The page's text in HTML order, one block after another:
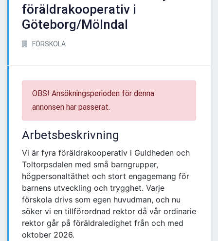
föräldrakooperativ i
Göteborg/Mölndal
FÖRSKOLA
OBS! Ansökningsperioden för denna
annonsen har passerat.
Arbetsbeskrivning
Vi är fyra föräldrakooperativ i Guldheden och
Toltorpsdalen med små barngrupper,
högpersonaltäthet och stort engagemang för
barnens utveckling och trygghet. Varje
förskola drivs som egen huvudman, och nu
söker vi en tillförordnad rektor då vår ordinarie
rektor går på föräldraledighet från och med
oktober 2026.